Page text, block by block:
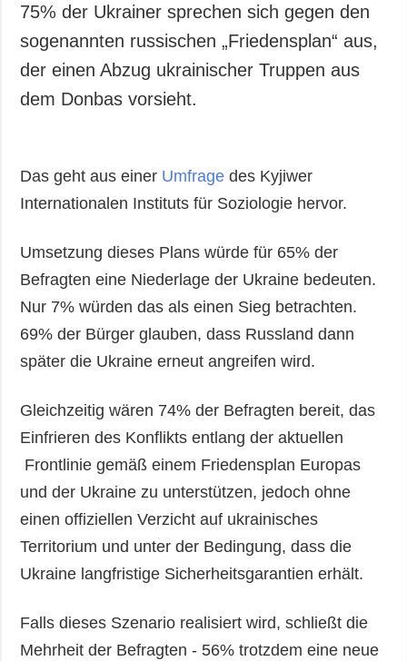
75% der Ukrainer sprechen sich gegen den
sogenannten russischen „Friedensplan“ aus,
der einen Abzug ukrainischer Truppen aus
dem Donbas vorsieht.
Das geht aus einer Umfragedes Kyjiwer
Internationalen Instituts für Soziologie hervor.
Umsetzung dieses Plans würde für 65% der
Befragten eine Niederlage der Ukraine bedeuten.
Nur 7% würden das als einen Sieg betrachten.
69% der Bürger glauben, dass Russland dann
später die Ukraine erneut angreifen wird.
Gleichzeitig wären 74% der Befragten bereit, das
Einfrieren des Konflikts entlang der aktuellen
Frontlinie gemäß einem Friedensplan Europas
und der Ukraine zu unterstützen, jedoch ohne
einen offiziellen Verzicht auf ukrainisches
Territorium und unter der Bedingung, dass die
Ukraine langfristige Sicherheitsgarantien erhält.
Falls dieses Szenario realisiert wird, schließt die
Mehrheit der Befragten - 56% trotzdem eine neue